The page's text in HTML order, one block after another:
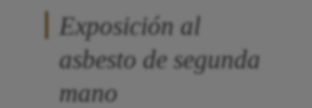
Exposición al
asbesto de segunda
mano